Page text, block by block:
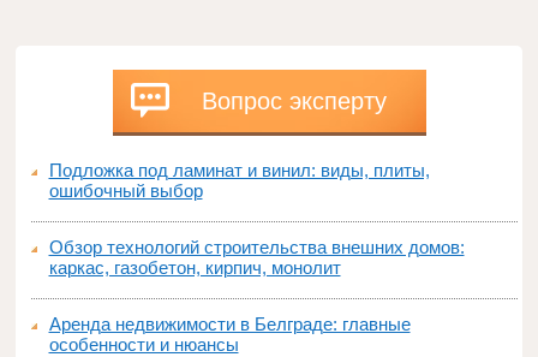
Вопрос эксперту
Подложка под ламинат и винил: виды, плиты,
ошибочный выбор
Обзор технологий строительства внешних домов:
каркас, газобетон, кирпич, монолит
Аренда недвижимости в Белграде: главные
особенности и нюансы